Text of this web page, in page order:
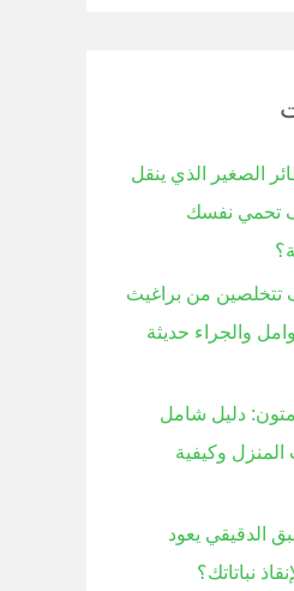
الصغير الذي ينقل
تحمي نفسك
تتخلصين من براغيث
والجراء حديثة
دليل شامل
وكيفية
الدقيقي يعود
نباتاتك؟